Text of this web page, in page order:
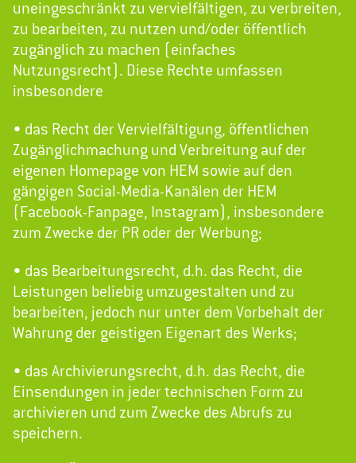
uneingeschränkt zu vervielfältigen, zu verbreiten,
zu bearbeiten, zu nutzen und/oder öffentlich
zugänglich zu machen (einfaches
Nutzungsrecht). Diese Rechte umfassen
insbesondere
• das Recht der Vervielfältigung, öffentlichen
Zugänglichmachung und Verbreitung auf der
eigenen Homepage von HEM sowie auf den
gängigen Social-Media-Kanälen der HEM
(Facebook-Fanpage, Instagram), insbesondere
zum Zwecke der PR oder der Werbung;
• das Bearbeitungsrecht, d.h. das Recht, die
Leistungen beliebig umzugestalten und zu
bearbeiten, jedoch nur unter dem Vorbehalt der
Wahrung der geistigen Eigenart des Werks;
• das Archivierungsrecht, d.h. das Recht, die
Einsendungen in jeder technischen Form zu
archivieren und zum Zwecke des Abrufs zu
speichern.